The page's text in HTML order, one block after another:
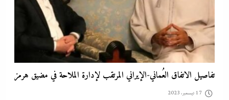
تفاصيل الاتفاق العُماني-الإيراني المرتقب لإدارة الملاحة في مضيق هرمز
17 ديسمبر، 2023